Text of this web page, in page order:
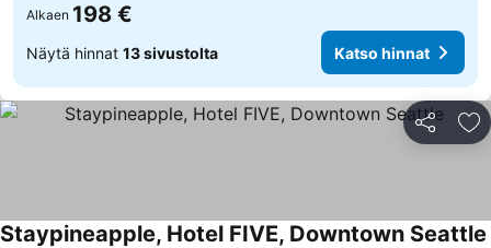
Alkaen 198 €
Näytä hinnat 13 sivustolta Katso hinnat
Jaa
Staypineapple, Hotel FIVE, Downtown Seattle